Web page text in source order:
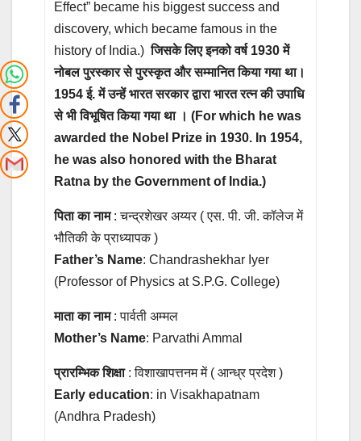
Effect” became his biggest success and
discovery, which became famous in the
history of India.)जिसके लिए इनको वर्ष 1930 में
नोबल पुरस्कार से पुरस्कृत और सम्मानित किया गया था।
1954 ई. में उन्हें भारत सरकार द्वारा भारत रत्न की उपाधि
से भी विभूषित किया गया था । (For which he was
awarded the Nobel Prize in 1930. In 1954,
he was also honored with the Bharat
Ratna by the Government of India.)
पिता का नाम: चन्द्रशेखर अय्यर ( एस. पी. जी. कॉलेज में
भौतिकी के प्राध्यापक )
Father’s Name: Chandrashekhar Iyer
(Professor of Physics at S.P.G. College)
माता का नाम: पार्वती अम्मल
Mother’s Name: Parvathi Ammal
प्रारम्भिक शिक्षा: विशाखापत्तनम में ( आन्ध्र प्रदेश )
Early education: in Visakhapatnam
(Andhra Pradesh)